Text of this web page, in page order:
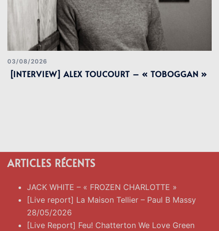
03/08/2026
[INTERVIEW] ALEX TOUCOURT – « TOBOGGAN »
ARTICLES RÉCENTS
JACK WHITE – « FROZEN CHARLOTTE »
[Live report] La Maison Tellier – Paul B Massy
28/05/2026
[Live Report] Feu! Chatterton We Love Green